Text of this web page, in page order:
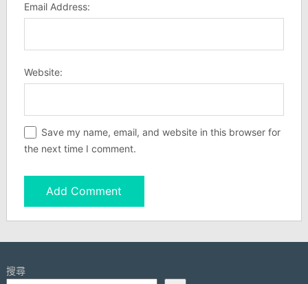
Email Address:
Website:
Save my name, email, and website in this browser for
the next time I comment.
搜尋